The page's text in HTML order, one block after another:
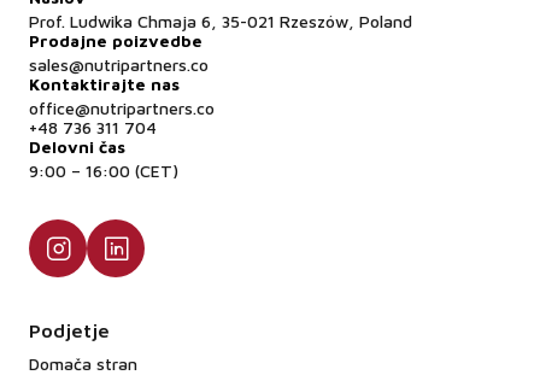
Prof. Ludwika Chmaja 6, 35-021 Rzeszów, Poland
Prodajne poizvedbe
sales@nutripartners.co
Kontaktirajte nas
office@nutripartners.co
+48 736 311 704
Delovni čas
9:00 – 16:00 (CET)
Podjetje
Domača stran